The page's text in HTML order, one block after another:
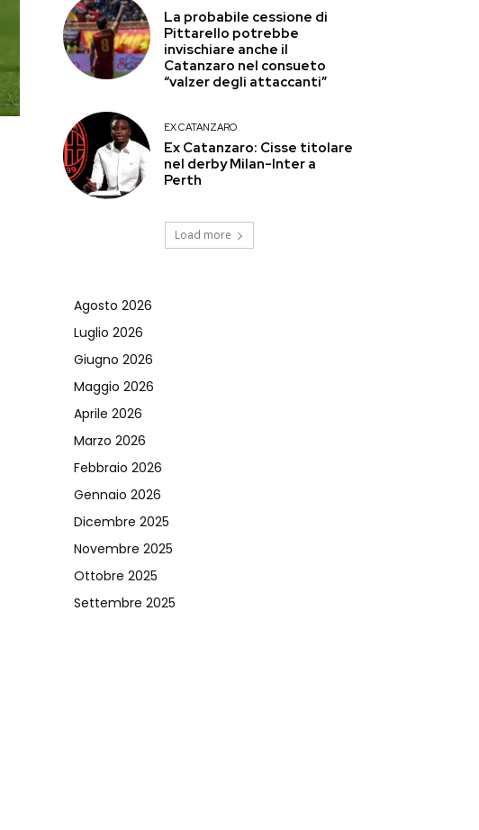
La probabile cessione di
Pittarello potrebbe
invischiare anche il
Catanzaro nel consueto
“valzer degli attaccanti”
EX CATANZARO
Ex Catanzaro: Cisse titolare
nel derby Milan-Inter a
Perth
Load more
Agosto 2026
Luglio 2026
Giugno 2026
Maggio 2026
Aprile 2026
Marzo 2026
Febbraio 2026
Gennaio 2026
Dicembre 2025
Novembre 2025
Ottobre 2025
Settembre 2025